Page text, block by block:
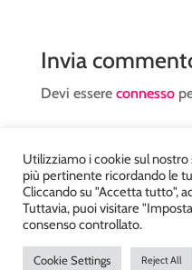
Invia
Devi essere connesso
Atelier Kyriad da Mary –
Sondrio P.Iva
Utilizziamo i cookie sul
più pertinente ricordando le
Cliccando su "Accetta tutto",
Tuttavia, puoi visitare
consenso controllato.
Cookie Settings Reject All